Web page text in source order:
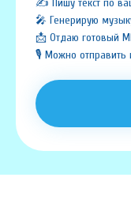
✍️ Пишу текст по
🎤 Генерирую
📩 Отдаю готовый
🎙️ Можно отправить